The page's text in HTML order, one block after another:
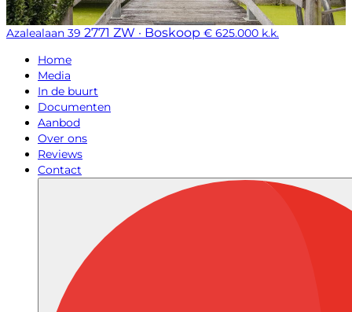
Azalealaan 39 2771 ZW · Boskoop € 625.000 k.k.
Home
Media
In de buurt
Documenten
Aanbod
Over ons
Reviews
Contact